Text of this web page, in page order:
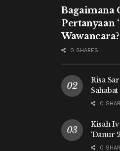
Bagaimana
Pertanyaan
Wawancara?
0 SHARES
Risa
0
Kisah
‘Danur
0